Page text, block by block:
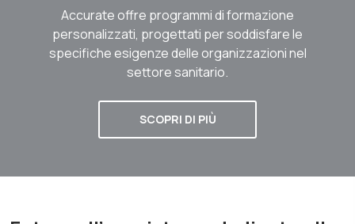
Accurate offre programmi di formazione
personalizzati, progettati per soddisfare le
specifiche esigenze delle organizzazioni nel
settore sanitario.
SCOPRI DI PIÙ